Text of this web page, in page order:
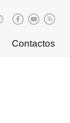
Contactos